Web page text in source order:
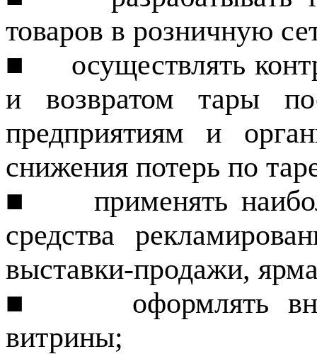
товаров в розничную
■
осуществлять
и возвратом тары
предприятиям и
снижения потерь по
■
применять
средства
выставки-продажи,
■
оформлять
витрины;